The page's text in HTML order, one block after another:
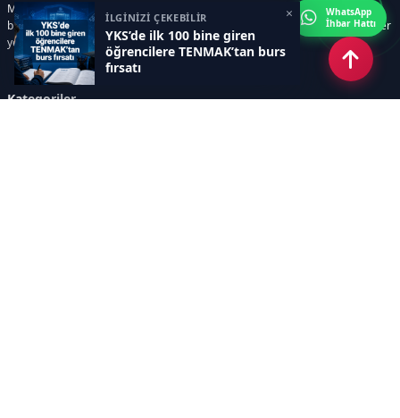
İLGİNİZİ ÇEKEBİLİR
YKS’de ilk 100 bine giren
öğrencilere TENMAK’tan burs
fırsatı
×
Milli Eğitim Bakanlığı gelişmeleri, üniversite haberleri, rehberlik içerikleri,
bilim ve teknoloji alanındaki yenilikler ile öğrenci yaşamına dair güncel bilgiler
yer alır.
Kategoriler
WhatsApp
İhbar Hattı